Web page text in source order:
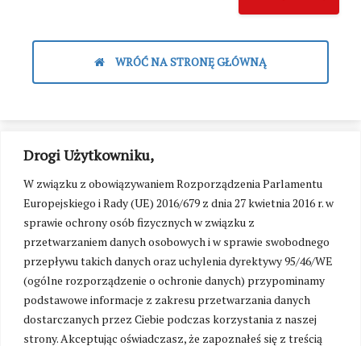
Drogi Użytkowniku,
W związku z obowiązywaniem Rozporządzenia Parlamentu
Europejskiego i Rady (UE) 2016/679 z dnia 27 kwietnia 2016 r. w
sprawie ochrony osób fizycznych w związku z
przetwarzaniem danych osobowych i w sprawie swobodnego
przepływu takich danych oraz uchylenia dyrektywy 95/46/WE
(ogólne rozporządzenie o ochronie danych) przypominamy
podstawowe informacje z zakresu przetwarzania danych
dostarczanych przez Ciebie podczas korzystania z naszej
strony. Akceptując oświadczasz, że zapoznałeś się z treścią
WRÓĆ NA STRONĘ GŁÓWNĄ